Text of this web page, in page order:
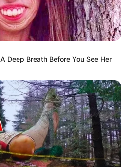
Deep Breath Before You See Her